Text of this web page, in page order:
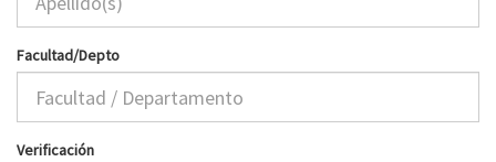
Facultad/Depto
Verificación